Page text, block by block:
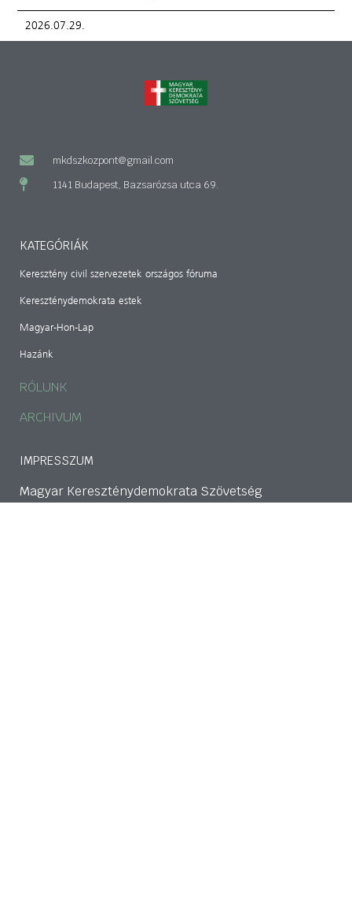
2026.07.29.
mkdszkozpont@gmail.com
1141 Budapest, Bazsarózsa utca 69.
KATEGÓRIÁK
Keresztény civil szervezetek országos fóruma
Kereszténydemokrata estek
Magyar-Hon-Lap
Hazánk
RÓLUNK
ARCHIVUM
IMPRESSZUM
Magyar Kereszténydemokrata Szövetség